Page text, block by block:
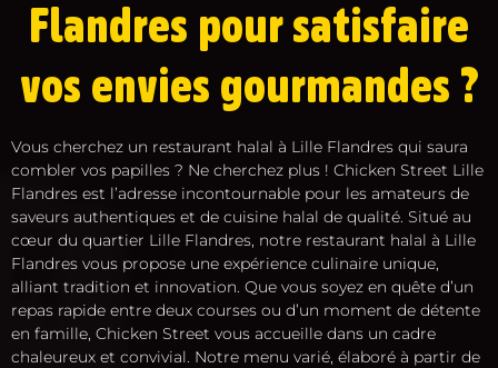
Flandres pour satisfaire
vos envies gourmandes ?
Vous cherchez un restaurant halal à Lille Flandres qui saura
combler vos papilles ? Ne cherchez plus ! Chicken Street Lille
Flandres est l’adresse incontournable pour les amateurs de
saveurs authentiques et de cuisine halal de qualité. Situé au
cœur du quartier Lille Flandres, notre restaurant halal à Lille
Flandres vous propose une expérience culinaire unique,
alliant tradition et innovation. Que vous soyez en quête d’un
repas rapide entre deux courses ou d’un moment de détente
en famille, Chicken Street vous accueille dans un cadre
chaleureux et convivial. Notre menu varié, élaboré à partir de